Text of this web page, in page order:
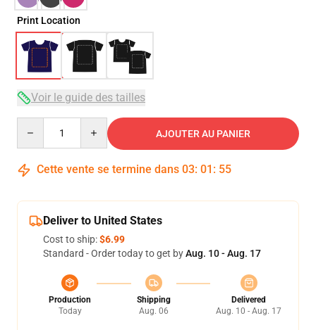
Print Location
Voir le guide des tailles
AJOUTER AU PANIER
Cette vente se termine dans 03: 01 : 54
Deliver to United States
Cost to ship:$6.99
Standard - Order today to get byAug. 10 - Aug. 17
Production
Today
Shipping
Aug. 06
Delivered
Aug. 10 - Aug. 17